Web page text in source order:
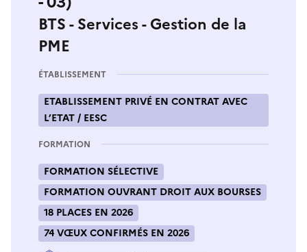
BTS - Services - Gestion de la
PME
ÉTABLISSEMENT
ETABLISSEMENT PRIVÉ EN CONTRAT AVEC
L’ETAT / EESC
FORMATION
FORMATION SÉLECTIVE
FORMATION OUVRANT DROIT AUX BOURSES
18 PLACES EN 2026
74 VŒUX CONFIRMÉS EN 2026